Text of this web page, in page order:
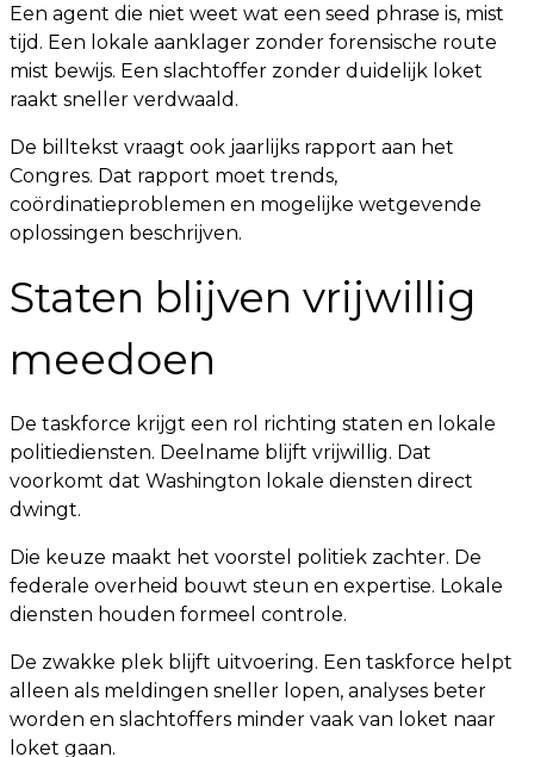
Een agent die niet weet wat een seed phrase is, mist
tijd. Een lokale aanklager zonder forensische route
mist bewijs. Een slachtoffer zonder duidelijk loket
raakt sneller verdwaald.
De billtekst vraagt ook jaarlijks rapport aan het
Congres. Dat rapport moet trends,
coördinatieproblemen en mogelijke wetgevende
oplossingen beschrijven.
Staten blijven vrijwillig
meedoen
De taskforce krijgt een rol richting staten en lokale
politiediensten. Deelname blijft vrijwillig. Dat
voorkomt dat Washington lokale diensten direct
dwingt.
Die keuze maakt het voorstel politiek zachter. De
federale overheid bouwt steun en expertise. Lokale
diensten houden formeel controle.
De zwakke plek blijft uitvoering. Een taskforce helpt
alleen als meldingen sneller lopen, analyses beter
worden en slachtoffers minder vaak van loket naar
loket gaan.